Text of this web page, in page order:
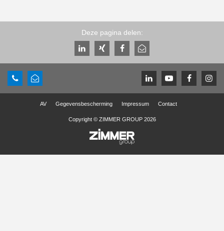
Deze pagina delen:
AV Gegevensbescherming Impressum Contact
Copyright © ZIMMER GROUP 2026